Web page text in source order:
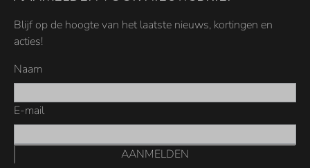
Blijf op de hoogte van het laatste nieuws, kortingen en
acties!
Naam
E-mail
AANMELDEN